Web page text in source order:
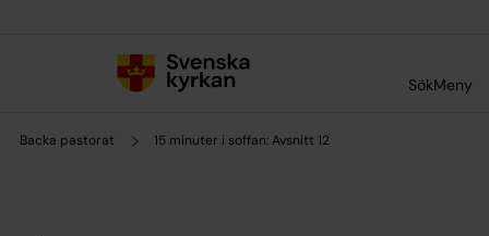
SökMeny
Backa pastorat 15 minuter i soffan: Avsnitt 12